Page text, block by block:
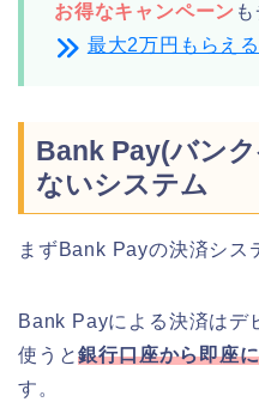
お得なキャンペーン
最大2万円もらえ
Bank Pay(バン
ないシステム
まずBank Payの決済シス
Bank Payによる決済はデ
使うと銀行口座から即座
す。